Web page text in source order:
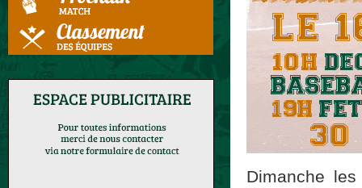
Dimanche